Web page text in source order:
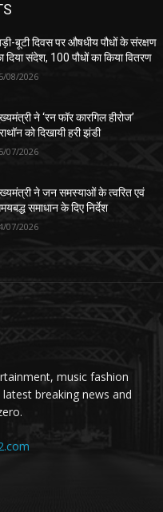
बूटी दिवस पर औषधीय पौधों के संरक्षण
दिया संदेश, 100 पौधों का किया वितरण
08/2026
ने ‘रन फॉर कारगिल हीरोज’
को दिखायी हरी झंडी
07/2026
ने जन समस्याओं के त्वरित एवं
समाधान के दिए निर्देश
07/2026
music fashion
breaking news and